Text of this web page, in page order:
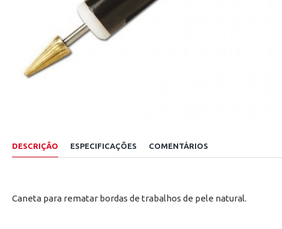
DESCRIÇÃO ESPECIFICAÇÕES COMENTÁRIOS
Caneta para rematar bordas de trabalhos de pele natural.